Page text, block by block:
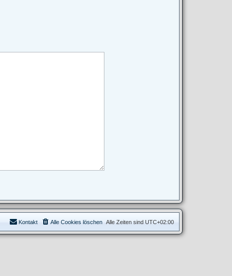
Alle Zeiten sind UTC+02:00
Alle Cookies löschen
Kontakt